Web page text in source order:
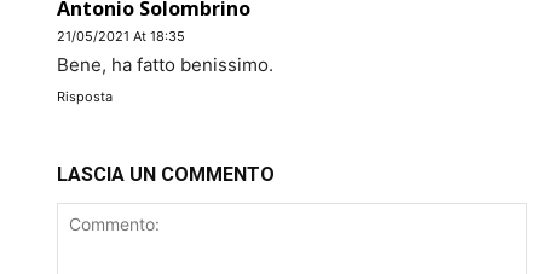
Antonio Solombrino
21/05/2021 At 18:35
Bene, ha fatto benissimo.
Risposta
LASCIA UN COMMENTO